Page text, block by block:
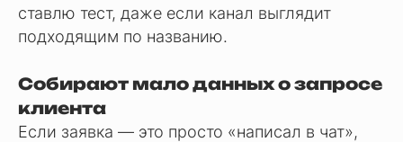
ставлю тест, даже если канал выглядит
подходящим по названию.
Собирают мало данных о запросе
клиента
Если заявка — это просто «написал в чат»,